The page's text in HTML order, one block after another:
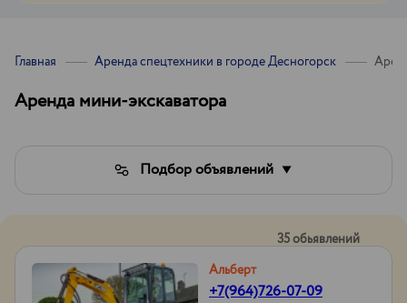
Главная Аренда спецтехники в городе Десногорск
Аренда мини-экскаватора
Подбор объявлений
35 обьявлений
Альберт
+7(964)726-07-09